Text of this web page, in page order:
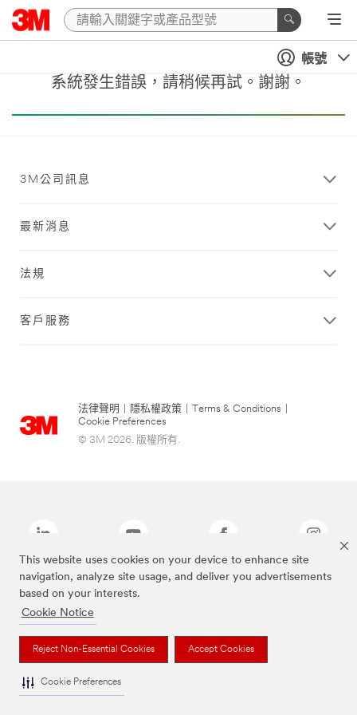
This website uses cookies on your device to enhance site
navigation, analyze site usage, and deliver you advertisements
based on your interests.
Cookie Notice
Reject Non-Essential Cookies Accept Cookies
Cookie Preferences
帳號
系統發生錯誤，請稍候再試。謝謝。
3M公司訊息
最新消息
法規
客戶服務
法律聲明 隱私權政策 Terms & Conditions
Cookie Preferences
© 3M 2026. 版權所有.
上述品牌均為3M公司的註冊商標